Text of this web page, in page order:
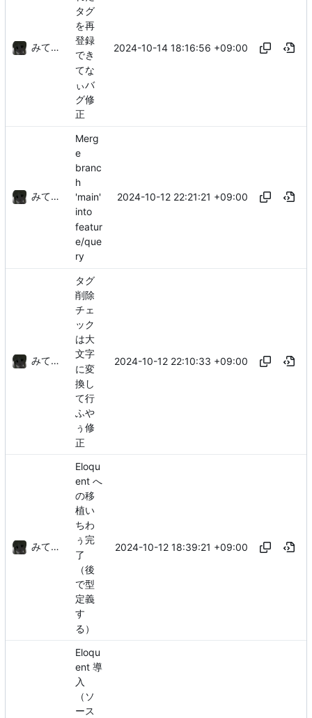
みてるぞ
タグ
を再
登録
でき
てな
ぃバ
グ修
正
2024-10-14 18:16:56 +09:00
みてるぞ
Merg
e
branc
h
'main'
into
featur
e/que
ry
2024-10-12 22:21:21 +09:00
みてるぞ
タグ
削除
チェ
ック
は大
文字
に変
換し
て行
ふや
ぅ修
正
2024-10-12 22:10:33 +09:00
みてるぞ
Eloqu
ent へ
の移
植い
ちわ
ぅ完
了
（後
で型
定義
す
る）
2024-10-12 18:39:21 +09:00
Eloqu
ent 導
入
（ソ
ース